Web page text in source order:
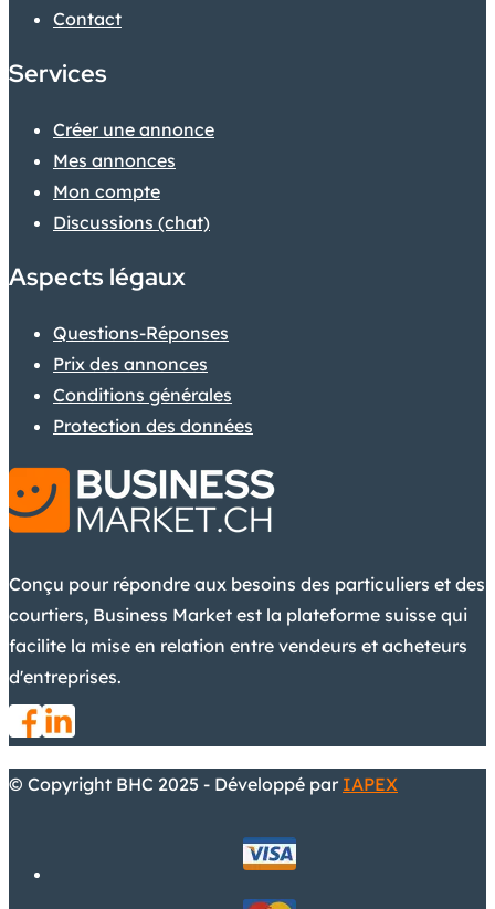
Contact
Services
Créer une annonce
Mes annonces
Mon compte
Discussions (chat)
Aspects légaux
Questions-Réponses
Prix des annonces
Conditions générales
Protection des données
Conçu pour répondre aux besoins des particuliers et des
courtiers, Business Market est la plateforme suisse qui
facilite la mise en relation entre vendeurs et acheteurs
d'entreprises.
© Copyright BHC 2025 - Développé par IAPEX